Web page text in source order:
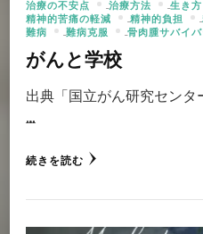
治療の不安点 治療方法 生き方
精神的苦痛の軽減
精神的負担
難病
難病克服 骨肉腫サバイ
がんと学校
出典「国立がん研究セン
…
続きを読む